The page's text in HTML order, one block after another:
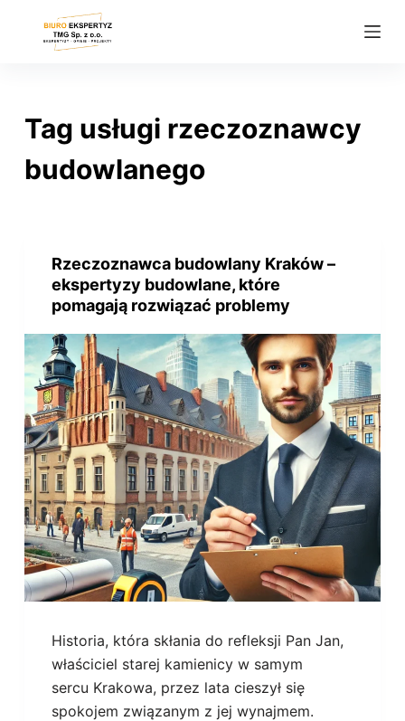
Tag usługi rzeczoznawcy
budowlanego
Rzeczoznawca budowlany Kraków –
ekspertyzy budowlane, które
pomagają rozwiązać problemy
Historia, która skłania do refleksji Pan Jan,
właściciel starej kamienicy w samym
sercu Krakowa, przez lata cieszył się
spokojem związanym z jej wynajmem.